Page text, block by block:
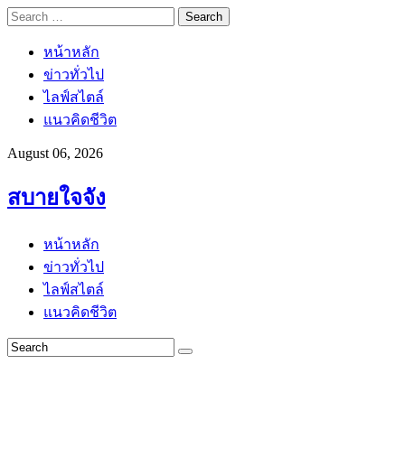
Search
for:
หน้าหลัก
ข่าวทั่วไป
ไลฟ์สไตล์
แนวคิดชีวิต
August 06, 2026
สบายใจจัง
หน้าหลัก
ข่าวทั่วไป
ไลฟ์สไตล์
แนวคิดชีวิต